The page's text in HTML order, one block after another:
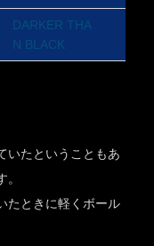
DARKER THA
N BLACK
いたということもあ
たときに軽くボール